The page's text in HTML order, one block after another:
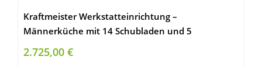
Kraftmeister Werkstatteinrichtung –
Männerküche mit 14 Schubladen und 5
Schränken – Werkzeugschrank, Garage –
modulares Werkbank mit Holzarbeitsplatte
2.725,00 €